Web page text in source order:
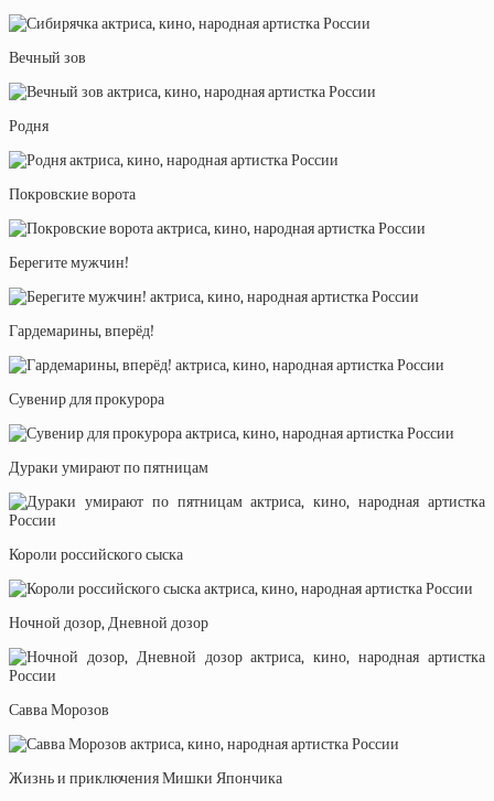
Вечный зов
Родня
Покровские ворота
Берегите мужчин!
Гардемарины, вперёд!
Сувенир для прокурора
Дураки умирают по пятницам
Короли российского сыска
Ночной дозор, Дневной дозор
Савва Морозов
Жизнь и приключения Мишки Япончика